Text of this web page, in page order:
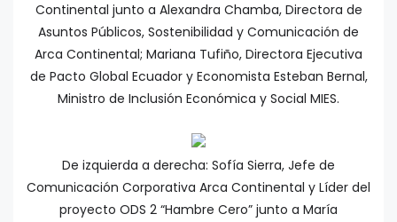
Continental junto a Alexandra Chamba, Directora de
Asuntos Públicos, Sostenibilidad y Comunicación de
Arca Continental; Mariana Tufiño, Directora Ejecutiva
de Pacto Global Ecuador y Economista Esteban Bernal,
Ministro de Inclusión Económica y Social MIES.
De izquierda a derecha: Sofía Sierra, Jefe de
Comunicación Corporativa Arca Continental y Líder del
proyecto ODS 2 “Hambre Cero” junto a María